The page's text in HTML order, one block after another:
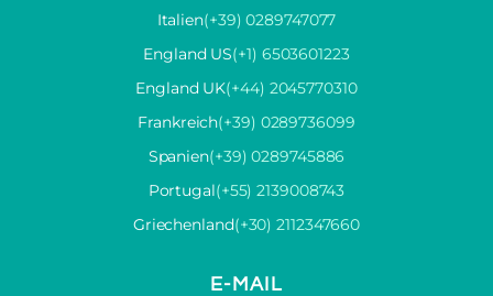
Italien(+39) 0289747077
England US(+1) 6503601223
England UK(+44) 2045770310
Frankreich(+39) 0289736099
Spanien(+39) 0289745886
Portugal(+55) 2139008743
Griechenland(+30) 2112347660
E-MAIL